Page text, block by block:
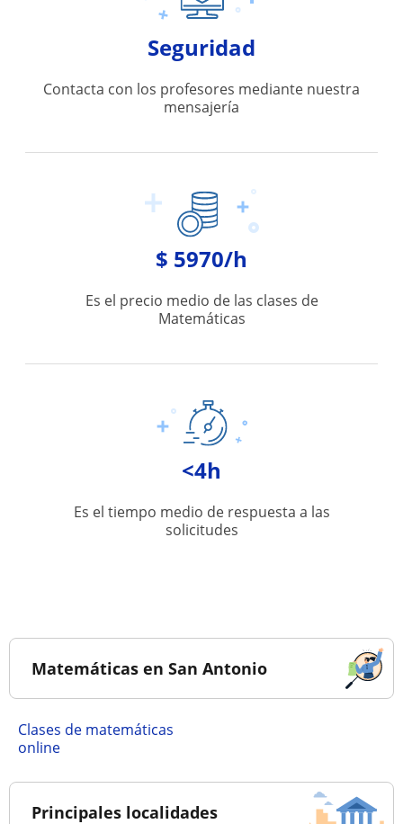
Seguridad
Contacta con los profesores mediante nuestra
mensajería
$ 5970/h
Es el precio medio de las clases de
Matemáticas
<4h
Es el tiempo medio de respuesta a las
solicitudes
Matemáticas en San Antonio
Clases de matemáticas
online
Principales localidades